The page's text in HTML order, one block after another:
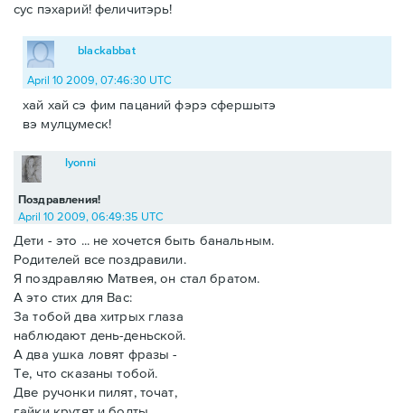
сус пэхарий! феличитэрь!
blackabbat
April 10 2009, 07:46:30 UTC
хай хай сэ фим пацаний фэрэ сфершытэ
вэ мулцумеск!
Поздравления!
lyonni
April 10 2009, 06:49:35 UTC
Дети - это ... не хочется быть банальным.
Родителей все поздравили.
Я поздравляю Матвея, он стал братом.
А это стих для Вас:
За тобой два хитрых глаза
наблюдают день-деньской.
А два ушка ловят фразы -
Те, что сказаны тобой.
Две ручонки пилят, точат,